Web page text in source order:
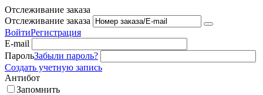
Отслеживание заказа
Отслеживание заказа
ВойтиРегистрация
E-mail
ПарольЗабыли пароль?
Создать учетную запись
Антибот
Запомнить